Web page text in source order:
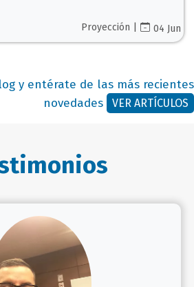
Proyección | 04 Jun
y entérate de las más recientes
novedades
VER ARTÍCULOS